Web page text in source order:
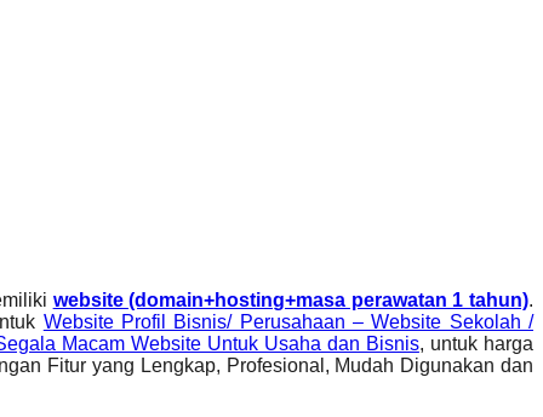
website (domain+hosting+masa perawatan 1 tahun).
Website Profil Bisnis/ Perusahaan – Website Sekolah /
Macam Website Untuk Usaha dan Bisnis, untuk harga
Fitur yang Lengkap, Profesional, Mudah Digunakan dan